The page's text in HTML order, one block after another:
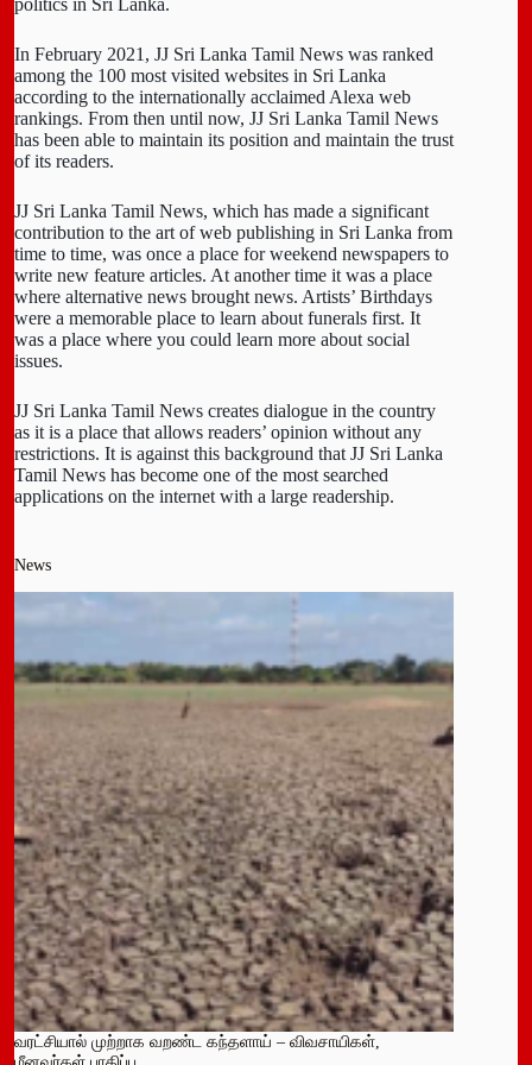
politics in Sri Lanka.
In February 2021, JJ Sri Lanka Tamil News was ranked
among the 100 most visited websites in Sri Lanka
according to the internationally acclaimed Alexa web
rankings. From then until now, JJ Sri Lanka Tamil News
has been able to maintain its position and maintain the trust
of its readers.
JJ Sri Lanka Tamil News, which has made a significant
contribution to the art of web publishing in Sri Lanka from
time to time, was once a place for weekend newspapers to
write new feature articles. At another time it was a place
where alternative news brought news. Artists’ Birthdays
were a memorable place to learn about funerals first. It
was a place where you could learn more about social
issues.
JJ Sri Lanka Tamil News creates dialogue in the country
as it is a place that allows readers’ opinion without any
restrictions. It is against this background that JJ Sri Lanka
Tamil News has become one of the most searched
applications on the internet with a large readership.
News
வரட்சியால் முற்றாக வறண்ட கந்தளாய் – விவசாயிகள்,